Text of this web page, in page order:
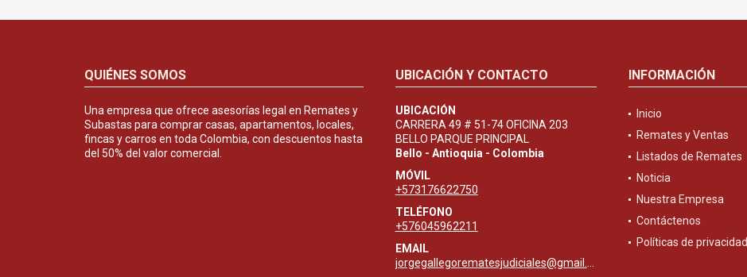
QUIÉNES SOMOS
Una empresa que ofrece asesorías legal en Remates y
Subastas para comprar casas, apartamentos, locales,
fincas y carros en toda Colombia, con descuentos hasta
del 50% del valor comercial.
UBICACIÓN Y CONTACTO
UBICACIÓN
CARRERA 49 # 51-74 OFICINA 203
BELLO PARQUE PRINCIPAL
Bello - Antioquia - Colombia
MÓVIL
+573176622750
TELÉFONO
+576045962211
EMAIL
jorgegallegorematesjudiciales@gmail.com
INFORMACIÓN
Inicio
Remates y Ventas
Listados de Remates
Noticia
Nuestra Empresa
Contáctenos
Políticas de privacidad